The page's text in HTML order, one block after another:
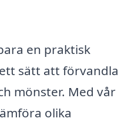
en praktisk
sätt att förvandla
mönster. Med vår
olika